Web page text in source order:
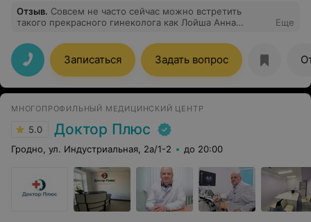
Отзыв. Совсем не часто сейчас можно встретить
такого прекрасного гинеколога как Лойша Анна
разъяснила и успокоила. Спасибо за консультацию, к
таким специалистам хочется общаться!
Еще
Записаться Задать вопрос
МНОГОПРОФИЛЬНЫЙ МЕДИЦИНСКИЙ ЦЕНТР
5.0 Доктор Плюс
Гродно, ул. Индустриальная, 2а/1-2 до 20:00